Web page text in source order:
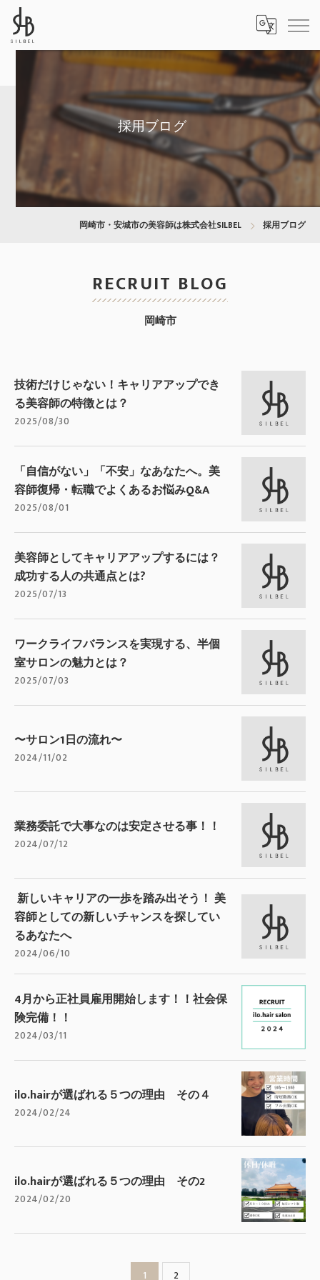
採用ブログ
岡崎市・安城市の美容師は株式会社SILBEL 採用ブログ
RECRUIT BLOG
岡崎市
技術だけじゃない！キャリアアップでき
る美容師の特徴とは？
2025/08/30
「自信がない」「不安」なあなたへ。美
容師復帰・転職でよくあるお悩みQ&A
2025/08/01
美容師としてキャリアアップするには？
成功する人の共通点とは?
2025/07/13
ワークライフバランスを実現する、半個
室サロンの魅力とは？
2025/07/03
〜サロン1日の流れ〜
2024/11/02
業務委託で大事なのは安定させる事！！
2024/07/12
新しいキャリアの一歩を踏み出そう！ 美
容師としての新しいチャンスを探してい
るあなたへ
2024/06/10
4月から正社員雇用開始します！！社会保
険完備！！
2024/03/11
ilo.hairが選ばれる５つの理由 その４
2024/02/24
ilo.hairが選ばれる５つの理由 その2
2024/02/20
1 2